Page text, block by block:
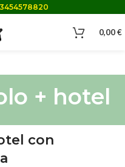
3454578820
0,00€
+ hotel
con